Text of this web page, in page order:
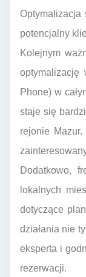
Optymalizacja
potencjalny
Kolejnym
optymalizację
Phone) w
staje się
rejonie
Dodatkowo,
lokalnych
dotyczące
działania nie
eksperta i
rezerwacji.